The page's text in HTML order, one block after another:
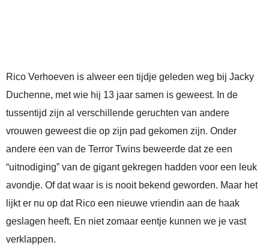
Rico Verhoeven is alweer een tijdje geleden weg bij Jacky
Duchenne, met wie hij 13 jaar samen is geweest. In de
tussentijd zijn al verschillende geruchten van andere
vrouwen geweest die op zijn pad gekomen zijn. Onder
andere een van de Terror Twins beweerde dat ze een
“uitnodiging” van de gigant gekregen hadden voor een leuk
avondje. Of dat waar is is nooit bekend geworden. Maar het
lijkt er nu op dat Rico een nieuwe vriendin aan de haak
geslagen heeft. En niet zomaar eentje kunnen we je vast
verklappen.